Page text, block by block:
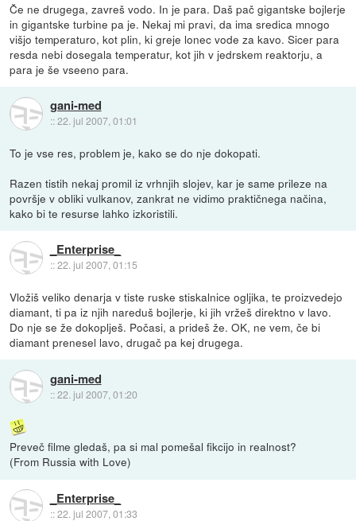
Če ne drugega, zavreš vodo. In je para. Daš pač gigantske bojlerje
in gigantske turbine pa je. Nekaj mi pravi, da ima sredica mnogo
višjo temperaturo, kot plin, ki greje lonec vode za kavo. Sicer para
resda nebi dosegala temperatur, kot jih v jedrskem reaktorju, a
para je še vseeno para.
gani-med
::22. jul 2007, 01:01
To je vse res, problem je, kako se do nje dokopati.
Razen tistih nekaj promil iz vrhnjih slojev, kar je same prileze na
površje v obliki vulkanov, zankrat ne vidimo praktičnega načina,
kako bi te resurse lahko izkoristili.
_Enterprise_
::22. jul 2007, 01:15
Vložiš veliko denarja v tiste ruske stiskalnice ogljika, te proizvedejo
diamant, ti pa iz njih nareduš bojlerje, ki jih vržeš direktno v lavo.
Do nje se že dokoplješ. Počasi, a prideš že. OK, ne vem, če bi
diamant prenesel lavo, drugač pa kej drugega.
gani-med
::22. jul 2007, 01:20
Preveč filme gledaš, pa si mal pomešal fikcijo in realnost?
(From Russia with Love)
_Enterprise_
::22. jul 2007, 01:33